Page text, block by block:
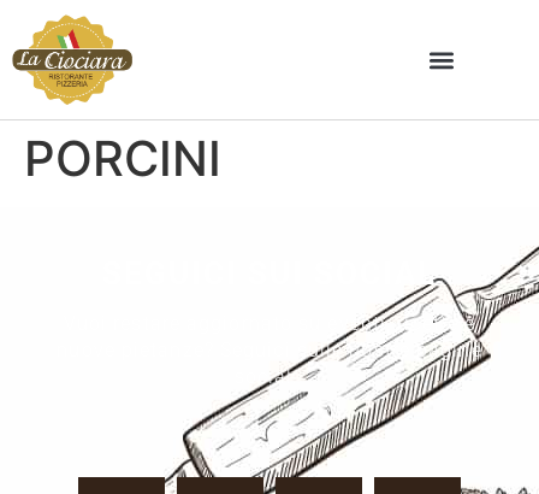
PORCINI
SEGUICI SUI SOCIAL
Vuoi restare aggiornato su eventi, ricette e
nuove pietanze? Seguici sulle nostre pagine
social.